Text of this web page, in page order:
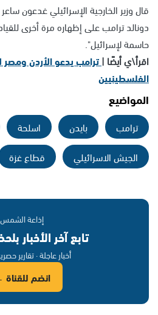
قال وزير الخارجية الإسرائيلي غدعون
دونالد ترامب على إظهاره مرة أخرى
حاسمة لإسرائيل".
اقرأ\ي أيضًا |ترامب يدعو الأردن ومصر
الفلسطينيين
المواضيع
ترامب بايدن اسلحة
الجيش الاسرائيلي
قطاع غزة
إذاعة الشمس
تابع آخر الأخبار
أخبار عاجلة · تقارير
انضم